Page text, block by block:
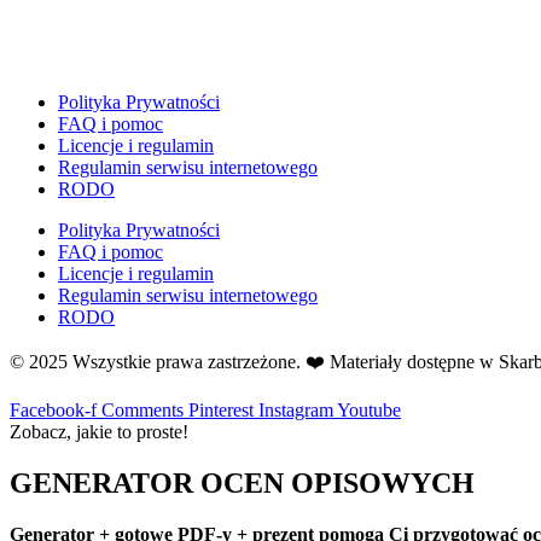
Język Angielski
Kalendarz
Kalendarze i planery
Karnawał
Kartki do odbijania
Karty ruchowe
↳ Kolorowanki XXL
Kosmos
Polityka Prywatności
FAQ i pomoc
Licencje i regulamin
Regulamin serwisu internetowego
RODO
Polityka Prywatności
FAQ i pomoc
Licencje i regulamin
Regulamin serwisu internetowego
RODO
© 2025 Wszystkie prawa zastrzeżone. ❤️ Materiały dostępne w
Facebook-f Comments Pinterest InstagramYoutube
Zobacz, jakie to proste!
GENERATOR OCEN OPISOWYCH
Generator + gotowe PDF-y + prezent pomogą Ci przygotować